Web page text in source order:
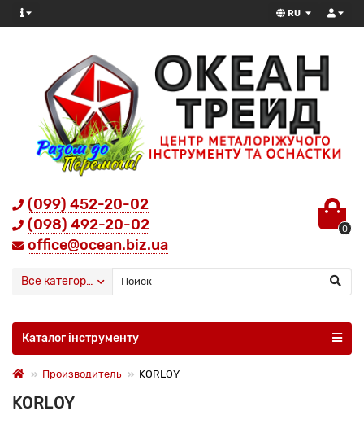
RU
(099) 452-20-02
(098) 492-20-02
office@ocean.biz.ua
0
Все категории
Каталог інструменту
Производитель KORLOY
KORLOY